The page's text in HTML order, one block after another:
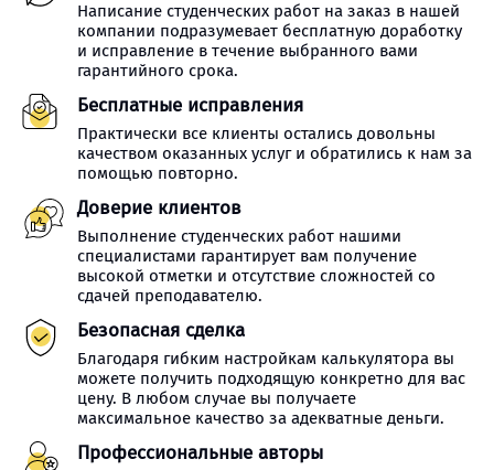
Написание студенческих работ на заказ в нашей
компании подразумевает бесплатную доработку
и исправление в течение выбранного вами
гарантийного срока.
Бесплатные исправления
Практически все клиенты остались довольны
качеством оказанных услуг и обратились к нам за
помощью повторно.
Доверие клиентов
Выполнение студенческих работ нашими
специалистами гарантирует вам получение
высокой отметки и отсутствие сложностей со
сдачей преподавателю.
Безопасная сделка
Благодаря гибким настройкам калькулятора вы
можете получить подходящую конкретно для вас
цену. В любом случае вы получаете
максимальное качество за адекватные деньги.
Профессиональные авторы